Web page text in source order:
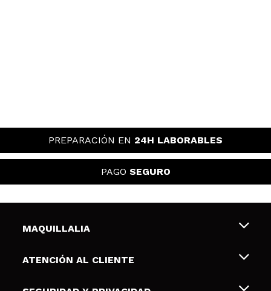
PREPARACIÓN EN 24H LABORABLES
PAGO SEGURO
MAQUILLALIA
Sobre nosotros
ATENCIÓN AL CLIENTE
Envíos y devoluciones